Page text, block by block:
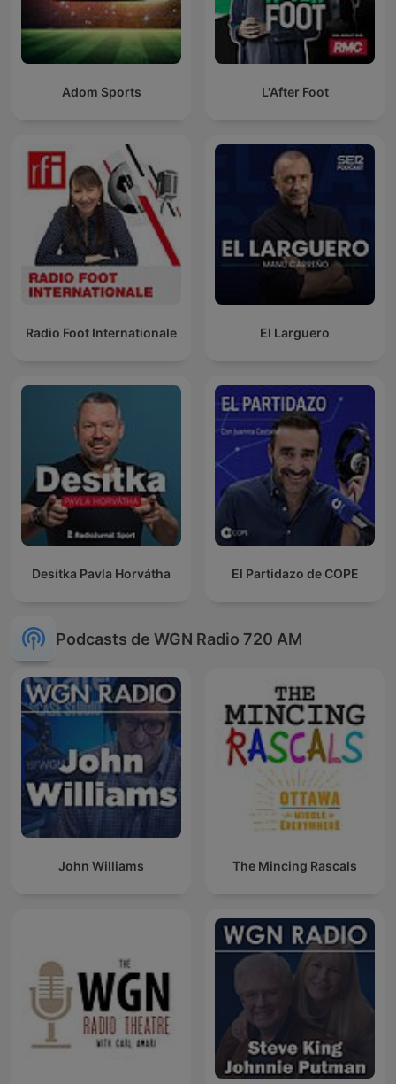
Adom Sports L'After Foot
Radio Foot Internationale El Larguero
Desítka Pavla Horvátha El Partidazo de COPE
Podcasts de WGN Radio 720 AM
John Williams The Mincing Rascals